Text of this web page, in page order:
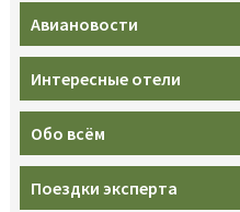
Авиановости
Интересные отели
Обо всём
Поездки эксперта